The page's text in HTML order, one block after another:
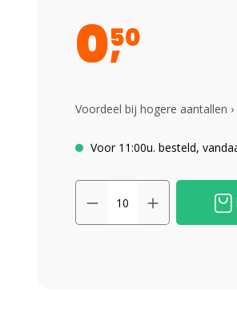
050
Voordeel bij hogere aantallen ›
Voor 11:00u. besteld,